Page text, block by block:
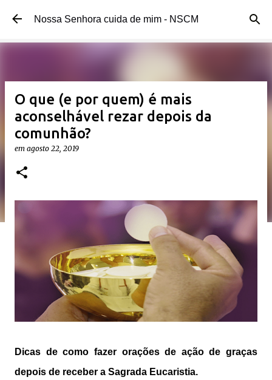
Pular para o conteúdo principal
Nossa Senhora cuida de mim - NSCM
O que (e por quem) é mais
aconselhável rezar depois da
comunhão?
em agosto 22, 2019
Dicas de como fazer orações de ação de graças
depois de receber a Sagrada Eucaristia.